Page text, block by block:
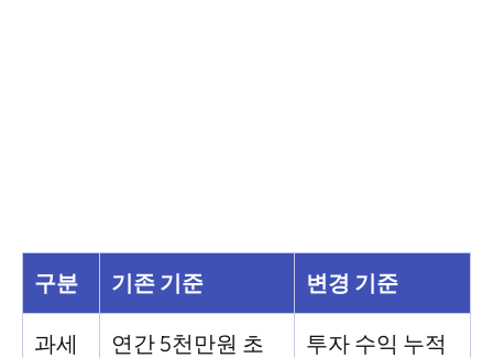
구분 기존 기준 변경 기준
과세
연간 5천만원 초
투자 수익 누적